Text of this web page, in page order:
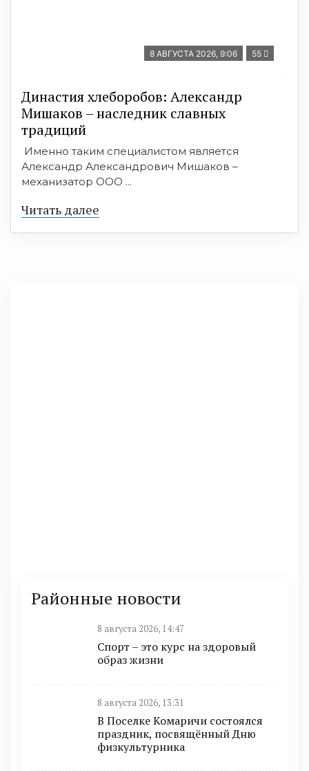
8 АВГУСТА 2026, 9:06 55
Династия хлеборобов: Александр
Мишаков – наследник славных
традиций
Именно таким специалистом является
Александр Александрович Мишаков –
механизатор ООО ...
Читать далее
Районные новости
8 августа 2026, 14:47
Спорт – это курс на здоровый
образ жизни
8 августа 2026, 13:31
В Поселке Комаричи состоялся
праздник, посвящённый Дню
физкультурника